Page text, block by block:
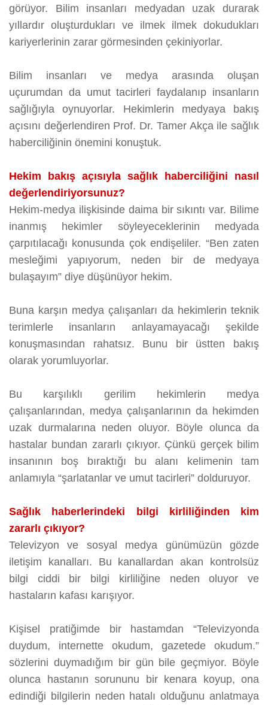
görüyor. Bilim insanları medyadan uzak durarak
yıllardır oluşturdukları ve ilmek ilmek dokudukları
kariyerlerinin zarar görmesinden çekiniyorlar.
Bilim insanları ve medya arasında oluşan
uçurumdan da umut tacirleri faydalanıp insanların
sağlığıyla oynuyorlar. Hekimlerin medyaya bakış
açısını değerlendiren Prof. Dr. Tamer Akça ile sağlık
haberciliğinin önemini konuştuk.
Hekim bakış açısıyla sağlık haberciliğini nasıl
değerlendiriyorsunuz?
Hekim-medya ilişkisinde daima bir sıkıntı var. Bilime
inanmış hekimler söyleyeceklerinin medyada
çarpıtılacağı konusunda çok endişeliler. “Ben zaten
mesleğimi yapıyorum, neden bir de medyaya
bulaşayım” diye düşünüyor hekim.
Buna karşın medya çalışanları da hekimlerin teknik
terimlerle insanların anlayamayacağı şekilde
konuşmasından rahatsız. Bunu bir üstten bakış
olarak yorumluyorlar.
Bu karşılıklı gerilim hekimlerin medya
çalışanlarından, medya çalışanlarının da hekimden
uzak durmalarına neden oluyor. Böyle olunca da
hastalar bundan zararlı çıkıyor. Çünkü gerçek bilim
insanının boş bıraktığı bu alanı kelimenin tam
anlamıyla “şarlatanlar ve umut tacirleri” dolduruyor.
Sağlık haberlerindeki bilgi kirliliğinden kim
zararlı çıkıyor?
Televizyon ve sosyal medya günümüzün gözde
iletişim kanalları. Bu kanallardan akan kontrolsüz
bilgi ciddi bir bilgi kirliliğine neden oluyor ve
hastaların kafası karışıyor.
Kişisel pratiğimde bir hastamdan “Televizyonda
duydum, internette okudum, gazetede okudum.”
sözlerini duymadığım bir gün bile geçmiyor. Böyle
olunca hastanın sorununu bir kenara koyup, ona
edindiği bilgilerin neden hatalı olduğunu anlatmaya